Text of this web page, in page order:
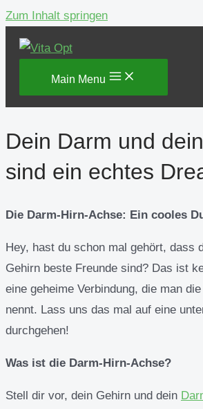
Zum Inhalt springen
Main Menu
Dein Darm und
sind ein echtes
Die Darm-Hirn-Achse: Ein cooles
Hey, hast du schon mal gehört, dass
Gehirn beste Freunde sind? Das ist
eine geheime Verbindung, die man die
nennt. Lass uns das mal auf eine
durchgehen!
Was ist die Darm-Hirn-Achse?
Stell dir vor, dein Gehirn und dein